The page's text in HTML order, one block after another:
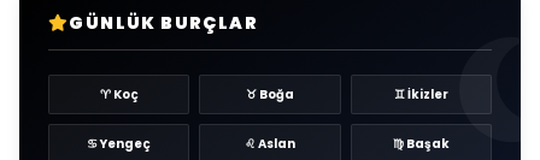
GÜNLÜK BURÇLAR
♈ Koç ♉ Boğa ♊ İkizler
♋ Yengeç ♌ Aslan ♍ Başak